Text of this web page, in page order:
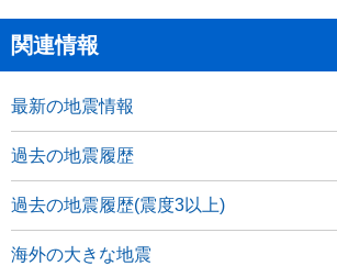
関連情報
最新の地震情報
過去の地震履歴
過去の地震履歴(震度3以上)
海外の大きな地震